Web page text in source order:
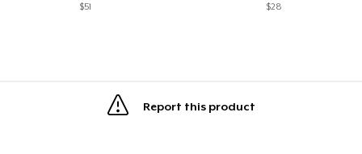
$51 $28
Report this product